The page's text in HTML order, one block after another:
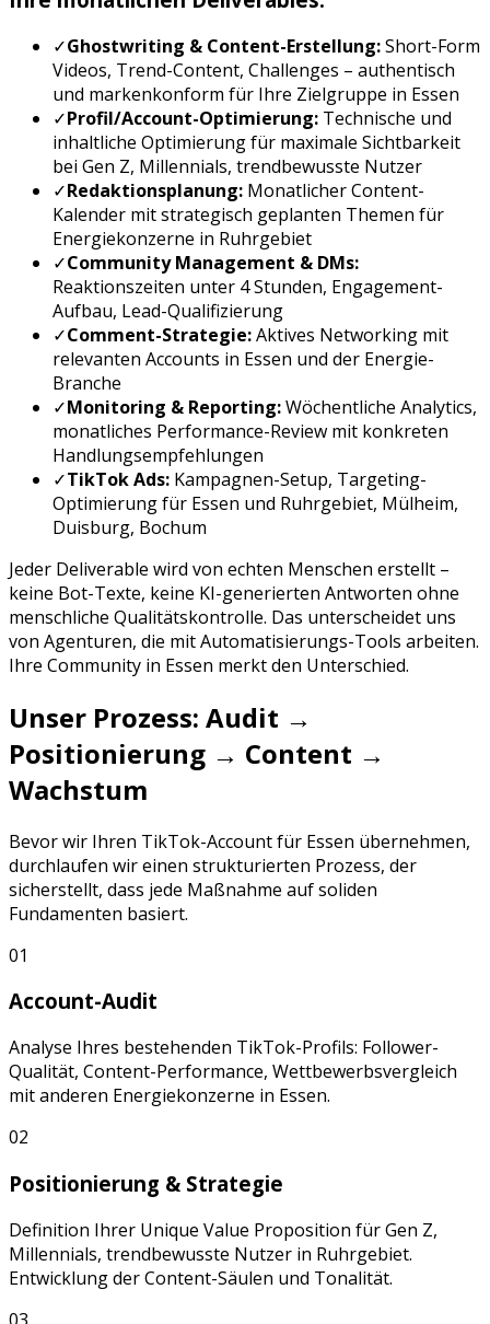
✓Ghostwriting & Content-Erstellung:Short-Form
Videos, Trend-Content, Challenges – authentisch
und markenkonform für Ihre Zielgruppe in Essen
✓Profil/Account-Optimierung: Technische und
inhaltliche Optimierung für maximale Sichtbarkeit
bei Gen Z, Millennials, trendbewusste Nutzer
✓Redaktionsplanung: Monatlicher Content-
Kalender mit strategisch geplanten Themen für
Energiekonzerne in Ruhrgebiet
✓Community Management & DMs:
Reaktionszeiten unter 4 Stunden, Engagement-
Aufbau, Lead-Qualifizierung
✓Comment-Strategie:Aktives Networking mit
relevanten Accounts in Essen und der Energie-
Branche
✓Monitoring & Reporting:Wöchentliche Analytics,
monatliches Performance-Review mit konkreten
Handlungsempfehlungen
✓TikTok Ads: Kampagnen-Setup, Targeting-
Optimierung für Essen und Ruhrgebiet, Mülheim,
Duisburg, Bochum
Jeder Deliverable wird von echten Menschen erstellt –
keine Bot-Texte, keine KI-generierten Antworten ohne
menschliche Qualitätskontrolle. Das unterscheidet uns
von Agenturen, die mit Automatisierungs-Tools arbeiten.
Ihre Community in Essen merkt den Unterschied.
Unser Prozess: Audit →
Positionierung → Content →
Wachstum
Bevor wir Ihren TikTok-Account für Essen übernehmen,
durchlaufen wir einen strukturierten Prozess, der
sicherstellt, dass jede Maßnahme auf soliden
Fundamenten basiert.
01
Account-Audit
Analyse Ihres bestehenden TikTok-Profils: Follower-
Qualität, Content-Performance, Wettbewerbsvergleich
mit anderen Energiekonzerne in Essen.
02
Positionierung & Strategie
Definition Ihrer Unique Value Proposition fürGen Z,
Millennials, trendbewusste Nutzer in Ruhrgebiet.
Entwicklung der Content-Säulen und Tonalität.
03